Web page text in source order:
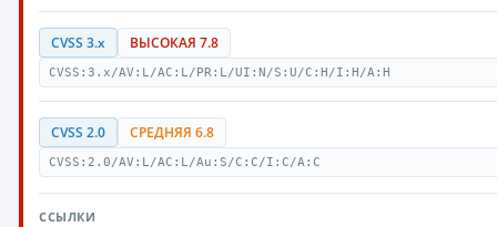
CVSS 3.x ВЫСОКАЯ 7.8
CVSS:3.x/AV:L/AC:L/PR:L/UI:N/S:U/C:H/I:H/A:H
CVSS 2.0 СРЕДНЯЯ 6.8
CVSS:2.0/AV:L/AC:L/Au:S/C:C/I:C/A:C
ССЫЛКИ